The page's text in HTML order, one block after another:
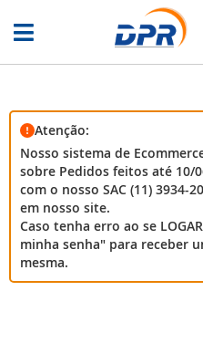
Atenção:
Nosso sistema de
sobre Pedidos feitos até 10/
com o nosso SAC (11) 3934-
em nosso site.
Caso tenha erro ao se
minha senha" para receber
mesma.